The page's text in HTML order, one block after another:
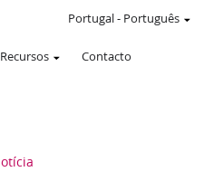
Recursos Contacto
Portugal- Português